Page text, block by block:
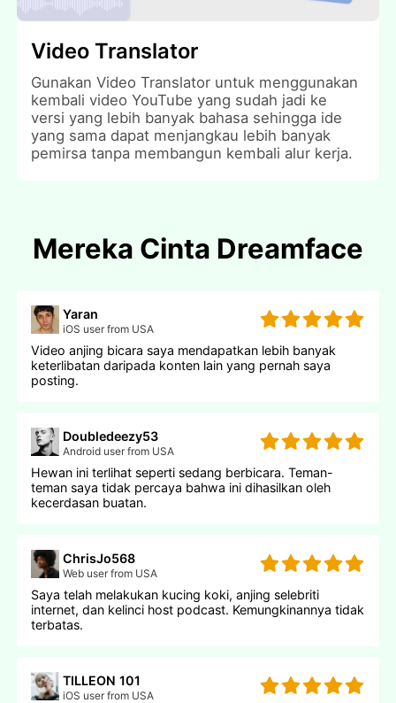
Video Translator
Gunakan Video Translator untuk menggunakan
kembali video YouTube yang sudah jadi ke
versi yang lebih banyak bahasa sehingga ide
yang sama dapat menjangkau lebih banyak
pemirsa tanpa membangun kembali alur kerja.
Mereka Cinta Dreamface
Yaran
iOS user from USA
Video anjing bicara saya mendapatkan lebih banyak
keterlibatan daripada konten lain yang pernah saya
posting.
Doubledeezy53
Android user from USA
Hewan ini terlihat seperti sedang berbicara. Teman-
teman saya tidak percaya bahwa ini dihasilkan oleh
kecerdasan buatan.
ChrisJo568
Web user from USA
Saya telah melakukan kucing koki, anjing selebriti
internet, dan kelinci host podcast. Kemungkinannya tidak
terbatas.
TILLEON 101
iOS user from USA